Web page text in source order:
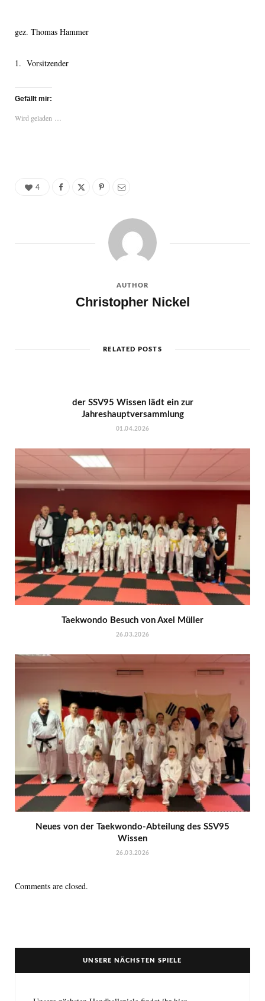
gez. Thomas Hammer
Vorsitzender
Gefällt mir:
Wird geladen …
4
AUTHOR
Christopher Nickel
RELATED POSTS
der SSV95 Wissen lädt ein zur
Jahreshauptversammlung
01.04.2026
Taekwondo Besuch von Axel Müller
26.03.2026
Neues von der Taekwondo-Abteilung des SSV95
Wissen
26.03.2026
Comments are closed.
UNSERE NÄCHSTEN SPIELE